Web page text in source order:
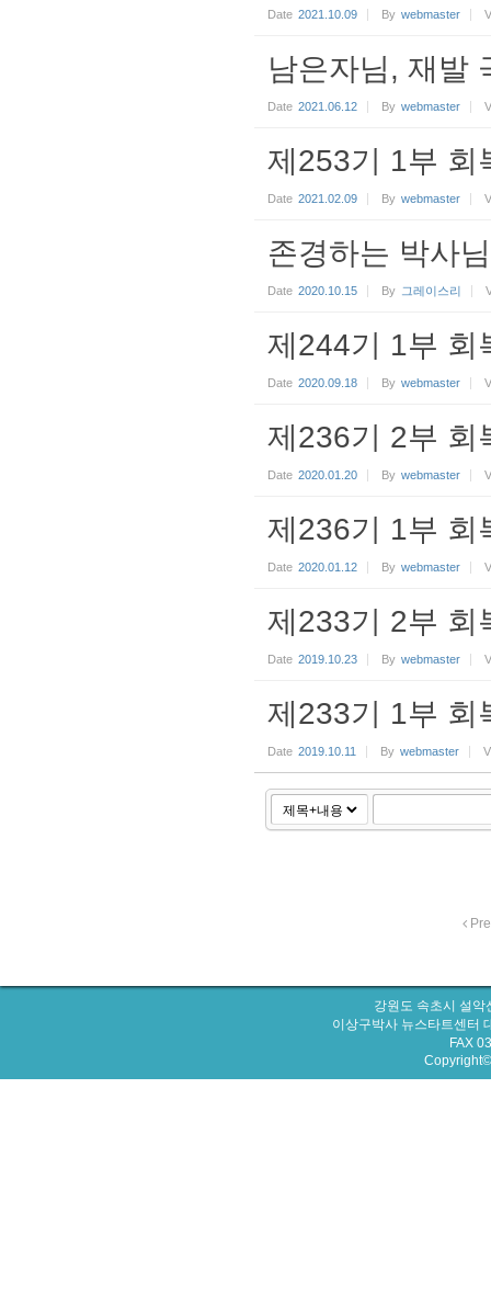
Date 2021.10.09 By webmaster
남은자님, 재발
Date 2021.06.12 By webmaster
제253기 1부 회
Date 2021.02.09 By webmaster
존경하는 박사
Date 2020.10.15 By 그레이스리
제244기 1부 회
Date 2020.09.18 By webmaster
제236기 2부 회
Date 2020.01.20 By webmaster
제236기 1부 회
Date 2020.01.12 By webmaster
제233기 2부 회
Date 2019.10.23 By webmaster
제233기 1부 회
Date 2019.10.11 By webmaster
강원도 속초시 설
이상구박사 뉴스타트센터
FAX